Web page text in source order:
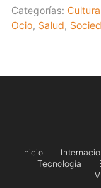
Categorías: Cultura
Ocio, Salud,
Inicio
Tecnología